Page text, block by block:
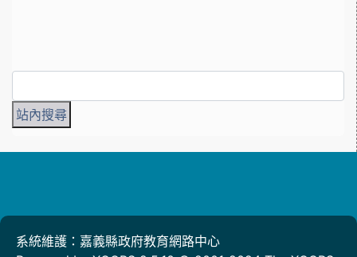
系統維護：嘉義縣政府教育網路中心